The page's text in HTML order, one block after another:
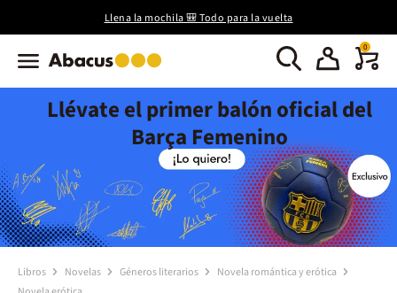
Llena la mochila 🎒 Todo para la vuelta
0
Llévate el primer balón oficial del
Barça Femenino
Libros Novelas Géneros literarios
Novela romántica y erótica